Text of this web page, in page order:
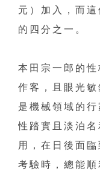
元）加入，而
的四分之一。
本田宗一郎的
作客，且眼光
是機械領域的
性踏實且淡泊
用，在日後面
考驗時，總能